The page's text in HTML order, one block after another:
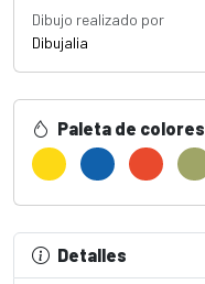
Dibujo realizado por
Dibujalia
Paleta de colores
Detalles